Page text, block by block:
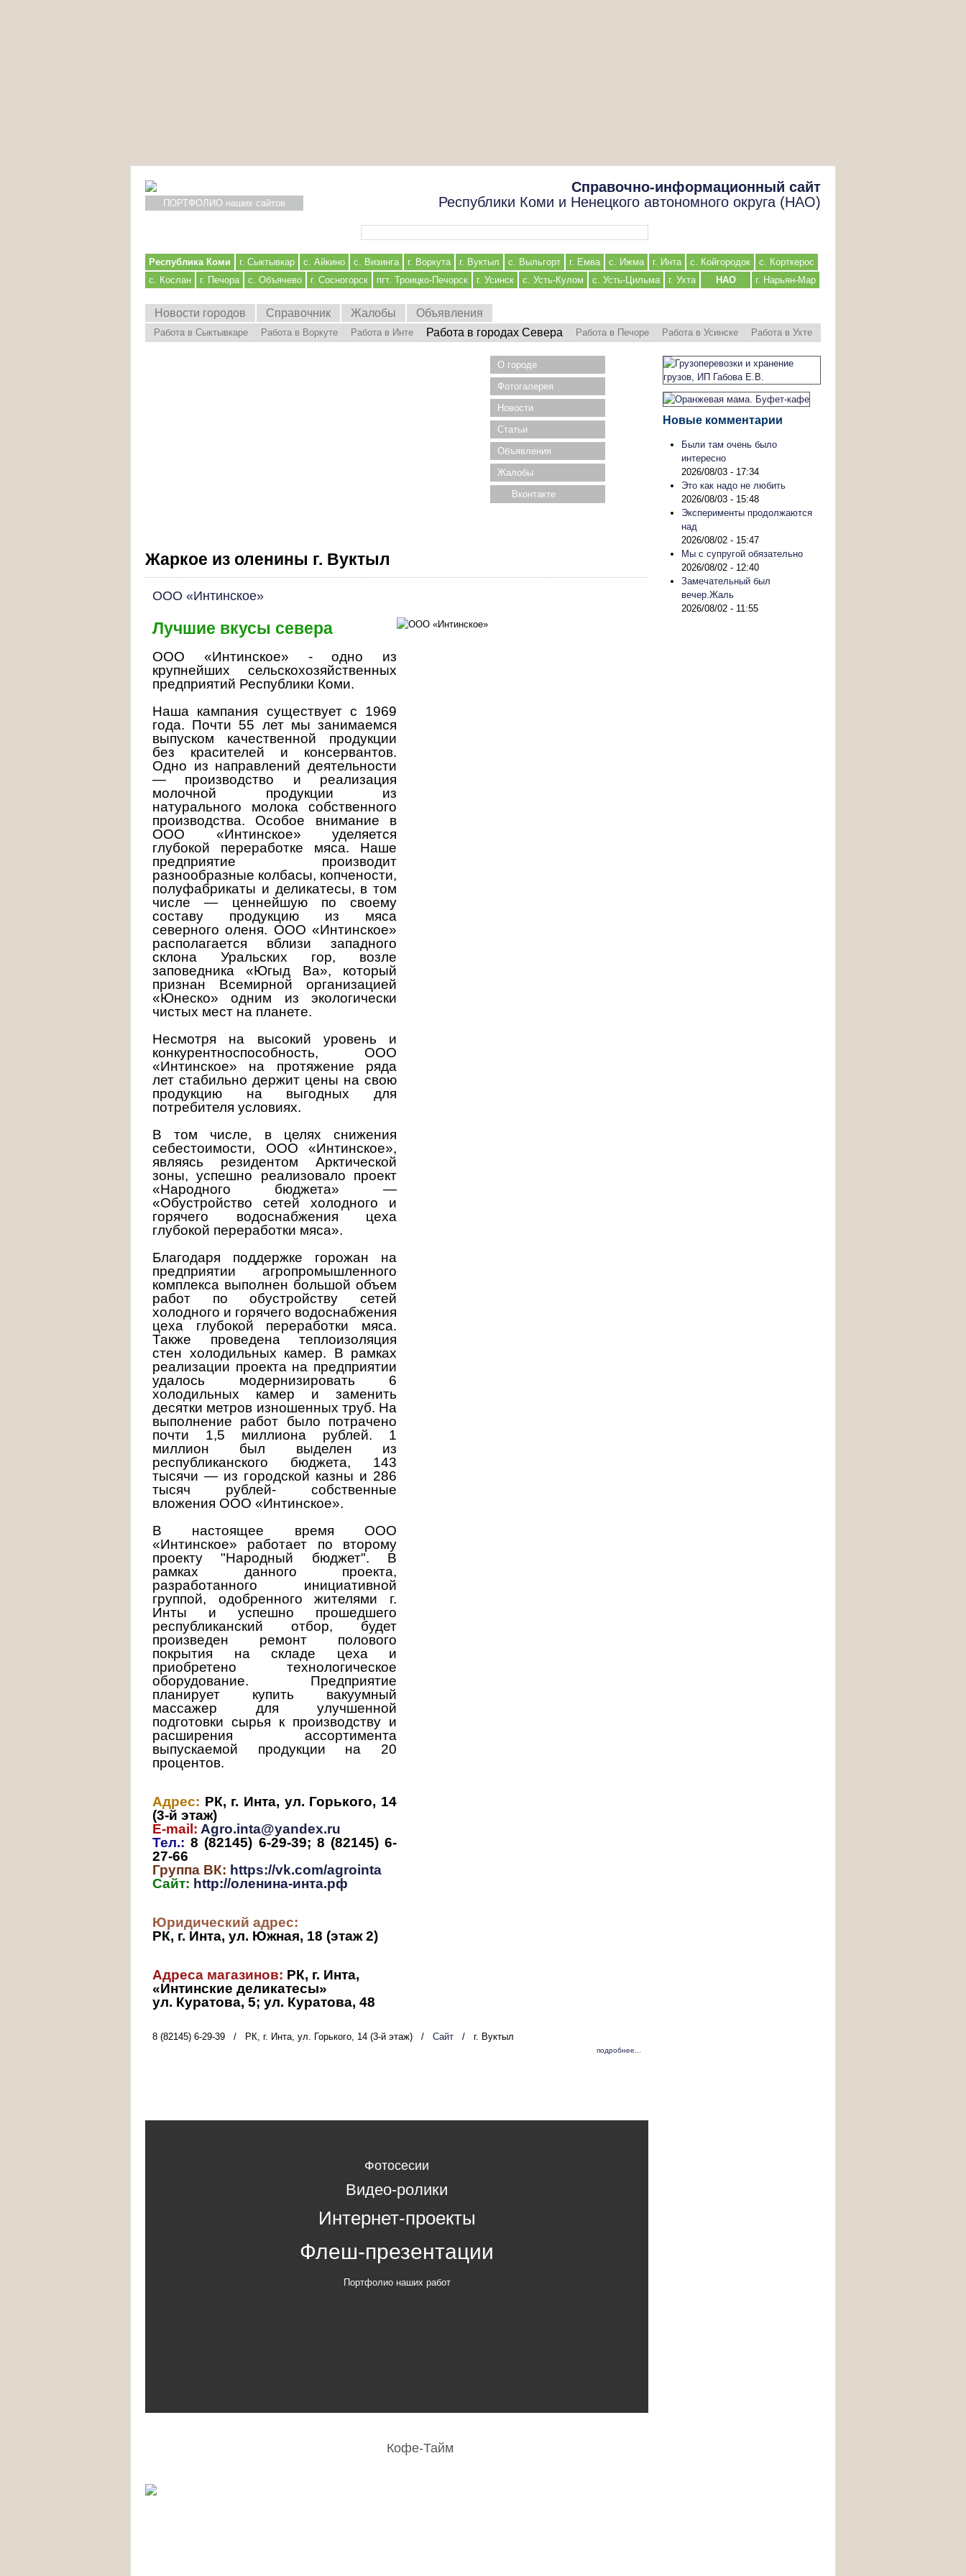
ПОРТФОЛИО наших сайтов
Справочно-информационный сайт
Республики Коми и Ненецкого автономного округа (НАО)
Республика Коми г. Сыктывкар с. Айкино с. Визинга г. Воркута г. Вуктыл с. Выльгорт г. Емва с. Ижма г. Инта с. Койгородок
с. Корткерос
с. Кослан
г. Печора с. Объячево г. Сосногорск пгт. Троицко-Печорск г. Усинск с. Усть-Кулом с. Усть-Цильма г. Ухта НАО г. Нарьян-Мар
Новости городов Справочник Жалобы Объявления
Работа в Сыктывкаре Работа в Воркуте Работа в Инте Работа в городах Севера Работа в Печоре Работа в Усинске Работа в Ухте
О городе
Фотогалерея
Новости
Статьи
Объявления
Жалобы
Вконтакте
Жаркое из оленины г. Вуктыл
ООО «Интинское»
Лучшие вкусы севера
ООО «Интинское» - одно из
крупнейших сельскохозяйственных
предприятий Республики Коми.
Наша кампания существует с 1969
года. Почти 55 лет мы занимаемся
выпуском качественной продукции
без красителей и консервантов.
Одно из направлений деятельности
— производство и реализация
молочной продукции из
натурального молока собственного
производства. Особое внимание в
ООО «Интинское» уделяется
глубокой переработке мяса. Наше
предприятие производит
разнообразные колбасы, копчености,
полуфабрикаты и деликатесы, в том
числе — ценнейшую по своему
составу продукцию из мяса
северного оленя. ООО «Интинское»
располагается вблизи западного
склона Уральских гор, возле
заповедника «Югыд Ва», который
признан Всемирной организацией
«Юнеско» одним из экологически
чистых мест на планете.
Несмотря на высокий уровень и
конкурентноспособность, ООО
«Интинское» на протяжение ряда
лет стабильно держит цены на свою
продукцию на выгодных для
потребителя условиях.
В том числе, в целях снижения
себестоимости, ООО «Интинское»,
являясь резидентом Арктической
зоны, успешно реализовало проект
«Народного бюджета» —
«Обустройство сетей холодного и
горячего водоснабжения цеха
глубокой переработки мяса».
Благодаря поддержке горожан на
предприятии агропромышленного
комплекса выполнен большой объем
работ по обустройству сетей
холодного и горячего водоснабжения
цеха глубокой переработки мяса.
Также проведена теплоизоляция
стен холодильных камер. В рамках
реализации проекта на предприятии
удалось модернизировать 6
холодильных камер и заменить
десятки метров изношенных труб. На
выполнение работ было потрачено
почти 1,5 миллиона рублей. 1
миллион был выделен из
республиканского бюджета, 143
тысячи — из городской казны и 286
тысяч рублей- собственные
вложения ООО «Интинское».
В настоящее время ООО
«Интинское» работает по второму
проекту "Народный бюджет". В
рамках данного проекта,
разработанного инициативной
группой, одобренного жителями г.
Инты и успешно прошедшего
республиканский отбор, будет
произведен ремонт полового
покрытия на складе цеха и
приобретено технологическое
оборудование. Предприятие
планирует купить вакуумный
массажер для улучшенной
подготовки сырья к производству и
расширения ассортимента
выпускаемой продукции на 20
процентов.
Адрес: РК, г. Инта, ул. Горького, 14
(3-й этаж)
E-mail: Agro.inta@yandex.ru
Тел.: 8 (82145) 6-29-39; 8 (82145) 6-
27-66
Группа ВК: https://vk.com/agrointa
Сайт: http://оленина-инта.рф
Юридический адрес:
РК, г. Инта, ул. Южная, 18 (этаж 2)
Адреса магазинов: РК, г. Инта,
«Интинские деликатесы»
ул. Куратова, 5; ул. Куратова, 48
8 (82145) 6-29-39 / РК, г. Инта, ул. Горького, 14 (3-й этаж) / Сайт / г. Вуктыл
подробнее...
Фотосесии
Видео-ролики
Интернет-проекты
Флеш-презентации
Портфолио наших работ
Кофе-Тайм
Новые комментарии
Были там очень было
интересно
2026/08/03 - 17:34
Это как надо не любить
2026/08/03 - 15:48
Эксперименты продолжаются
над
2026/08/02 - 15:47
Мы с супругой обязательно
2026/08/02 - 12:40
Замечательный был
вечер.Жаль
2026/08/02 - 11:55